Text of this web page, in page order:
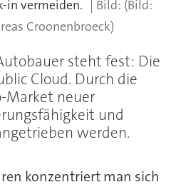
in vermeiden.
(Bild:
Croonenbroeck)
steht fest: Die
Cloud. Durch die
Market neuer
und
werden.
konzentriert man sich